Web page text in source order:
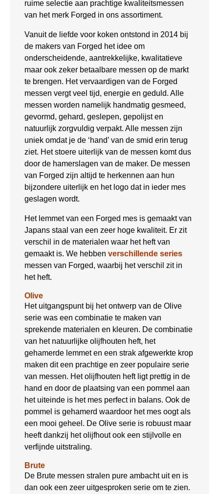
ruime selectie aan prachtige kwaliteitsmessen
van het merk Forged in ons assortiment.
Vanuit de liefde voor koken ontstond in 2014 bij
de makers van Forged het idee om
onderscheidende, aantrekkelijke, kwalitatieve
maar ook zeker betaalbare messen op de markt
te brengen. Het vervaardigen van de Forged
messen vergt veel tijd, energie en geduld. Alle
messen worden namelijk handmatig gesmeed,
gevormd, gehard, geslepen, gepolijst en
natuurlijk zorgvuldig verpakt. Alle messen zijn
uniek omdat je de ‘hand’ van de smid erin terug
ziet. Het stoere uiterlijk van de messen komt dus
door de hamerslagen van de maker. De messen
van Forged zijn altijd te herkennen aan hun
bijzondere uiterlijk en het logo dat in ieder mes
geslagen wordt.
Het lemmet van een Forged mes is gemaakt van
Japans staal van een zeer hoge kwaliteit. Er zit
verschil in de materialen waar het heft van
gemaakt is. We hebben verschillende series
messen van Forged, waarbij het verschil zit in
het heft.
Olive
Het uitgangspunt bij het ontwerp van de Olive
serie was een combinatie te maken van
sprekende materialen en kleuren. De combinatie
van het natuurlijke olijfhouten heft, het
gehamerde lemmet en een strak afgewerkte krop
maken dit een prachtige en zeer populaire serie
van messen. Het olijfhouten heft ligt prettig in de
hand en door de plaatsing van een pommel aan
het uiteinde is het mes perfect in balans. Ook de
pommel is gehamerd waardoor het mes oogt als
een mooi geheel. De Olive serie is robuust maar
heeft dankzij het olijfhout ook een stijlvolle en
verfijnde uitstraling.
Brute
De Brute messen stralen pure ambacht uit en is
dan ook een zeer uitgesproken serie om te zien.